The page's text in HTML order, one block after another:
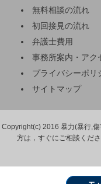
無料相談の流れ
初回接見の流れ
弁護士費用
事務所案内・アク
プライバシーポリ
サイトマップ
Copyright(c) 2016 暴力(暴行,
方は，すぐにご相談くだ